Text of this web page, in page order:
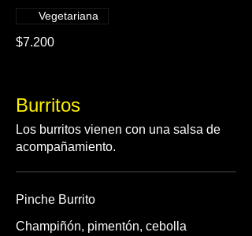
$7.200
Vegetariana
Burritos
Los burritos vienen con una salsa de
acompañamiento.
Pinche Burrito
Champiñón, pimentón, cebolla